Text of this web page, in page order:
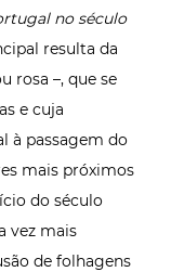
no século
resulta da
rosa –, que se
e cuja
à passagem do
mais próximos
do século
vez mais
de folhagens